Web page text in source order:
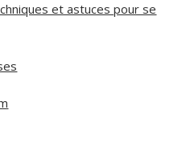
et astuces pour se